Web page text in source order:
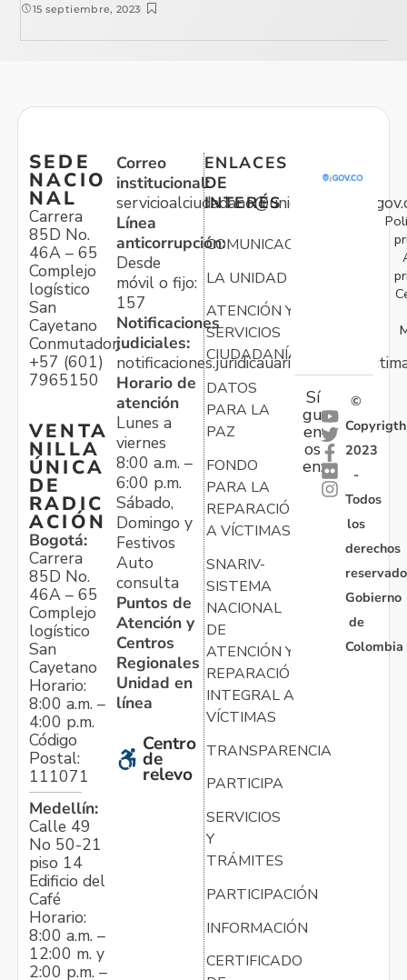
15 septiembre, 2023
SEDE
NACIO
NAL
Carrera
85D No.
46A – 65
Complejo
logístico
San
Cayetano
Conmutador:
+57 (601)
7965150
VENTA
NILLA
ÚNICA
DE
RADIC
ACIÓN
Bogotá:
Carrera
85D No.
46A – 65
Complejo
logístico
San
Cayetano
Horario:
8:00 a.m. –
4:00 p.m.
Código
Postal:
111071
Medellín:
Calle 49
No 50-21
piso 14
Edificio del
Café
Horario:
8:00 a.m. –
12:00 m. y
2:00 p.m. –
Correo
institucional:
Línea
anticorrupción:
Desde
móvil o fijo:
157
Notificaciones
judiciales:
Horario de
atención
Lunes a
viernes
8:00 a.m. –
6:00 p.m.
Sábado,
Domingo y
Festivos
Auto
consulta
Puntos de
Atención y
Centros
Regionales
Unidad en
línea
Centro
de
relevo
ENLACES
DE
INTERÉS
COMUNICACIONES
LA UNIDAD
ATENCIÓN Y
SERVICIOS
CIUDADANÍA
DATOS
PARA LA
PAZ
FONDO
PARA LA
REPARACIÓN
A VÍCTIMAS
SNARIV-
SISTEMA
NACIONAL
DE
ATENCIÓN Y
REPARACIÓN
INTEGRAL A
VÍCTIMAS
TRANSPARENCIA
PARTICIPA
SERVICIOS
Y
TRÁMITES
PARTICIPACIÓN
INFORMACIÓN
CERTIFICADO
Sí
gu
en
os
en:
©
Copyrigth
2023
-
Todos
los
derechos
Gobierno
de
Colombia